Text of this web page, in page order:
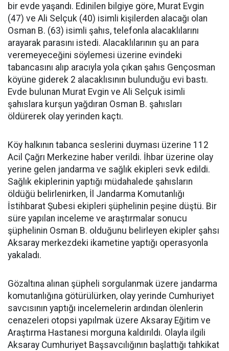
bir evde yaşandı. Edinilen bilgiye göre, Murat Evgin
(47) ve Ali Selçuk (40) isimli kişilerden alacağı olan
Osman B. (63) isimli şahıs, telefonla alacaklılarını
arayarak parasını istedi. Alacaklılarının şu an para
veremeyeceğini söylemesi üzerine evindeki
tabancasını alıp aracıyla yola çıkan şahıs Gençosman
köyüne giderek 2 alacaklısının bulunduğu evi bastı.
Evde bulunan Murat Evgin ve Ali Selçuk isimli
şahıslara kurşun yağdıran Osman B. şahısları
öldürerek olay yerinden kaçtı.
Köy halkının tabanca seslerini duyması üzerine 112
Acil Çağrı Merkezine haber verildi. İhbar üzerine olay
yerine gelen jandarma ve sağlık ekipleri sevk edildi.
Sağlık ekiplerinin yaptığı müdahalede şahısların
öldüğü belirlenirken, İl Jandarma Komutanlığı
İstihbarat Şubesi ekipleri şüphelinin peşine düştü. Bir
süre yapılan inceleme ve araştırmalar sonucu
şüphelinin Osman B. olduğunu belirleyen ekipler şahsı
Aksaray merkezdeki ikametine yaptığı operasyonla
yakaladı.
Gözaltına alınan şüpheli sorgulanmak üzere jandarma
komutanlığına götürülürken, olay yerinde Cumhuriyet
savcısının yaptığı incelemelerin ardından ölenlerin
cenazeleri otopsi yapılmak üzere Aksaray Eğitim ve
Araştırma Hastanesi morguna kaldırıldı. Olayla ilgili
Aksaray Cumhuriyet Başsavcılığının başlattığı tahkikat